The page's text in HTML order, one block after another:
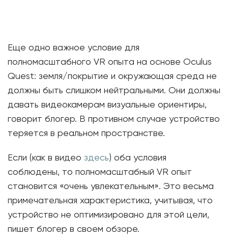
Еще одно важное условие для
полномасштабного VR опыта на основе Oculus
Quest: земля/покрытие и окружающая среда не
должны быть слишком нейтральными. Они должны
давать видеокамерам визуальные ориентиры,
говорит блогер. В противном случае устройство
теряется в реальном пространстве.
Если (как в видео здесь) оба условия
соблюдены, то полномасштабный VR опыт
становится «очень увлекательным». Это весьма
примечательная характеристика, учитывая, что
устройство не оптимизировано для этой цели,
пишет блогер в своем обзоре.